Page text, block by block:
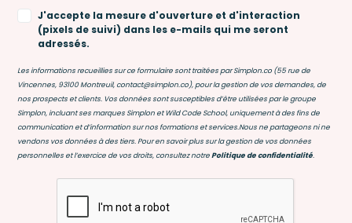
J'accepte la mesure d'ouverture et d'interaction
(pixels de suivi) dans les e-mails qui me seront
adressés.
Les informations recueillies sur ce formulaire sont traitées par Simplon.co (55 rue de
Vincennes, 93100 Montreuil, contact@simplon.co), pour la gestion de vos demandes, de
nos prospects et clients. Vos données sont susceptibles d’être utilisées par le groupe
Simplon, incluant ses marques Simplon et Wild Code School, uniquement à des fins de
communication et d’information sur nos formations et services.Nous ne partageons ni ne
vendons vos données à des tiers. Pour en savoir plus sur la gestion de vos données
personnelles et l’exercice de vos droits, consultez notrePolitique de confidentialité.